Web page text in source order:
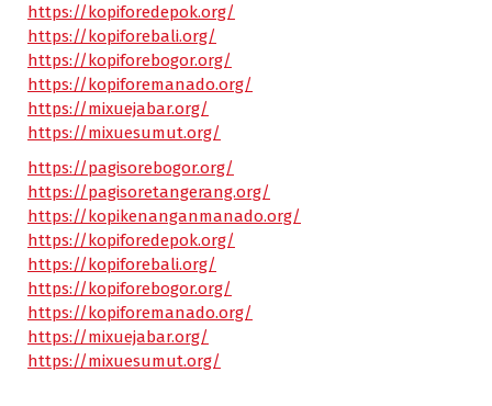
https://kopiforedepok.org/
https://kopiforebali.org/
https://kopiforebogor.org/
https://kopiforemanado.org/
https://mixuejabar.org/
https://mixuesumut.org/
https://pagisorebogor.org/
https://pagisoretangerang.org/
https://kopikenanganmanado.org/
https://kopiforedepok.org/
https://kopiforebali.org/
https://kopiforebogor.org/
https://kopiforemanado.org/
https://mixuejabar.org/
https://mixuesumut.org/